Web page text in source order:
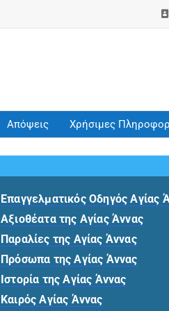
Απόψεις Χρήσιμες
Επαγγελματικός Οδηγός Αγίας
Αξιοθέατα της Αγίας Άννας
Παραλίες της Αγίας Άννας
Πρόσωπα της Αγίας Άννας
Ιστορία της Αγίας Άννας
Καιρός Αγίας Άννας